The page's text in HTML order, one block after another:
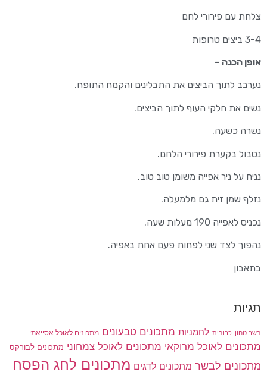
צלחת עם פירורי לחם
3-4 ביצים טרופות
אופן הכנה –
נערבב לתוך הביצים את התבלינים והקמח התופח.
נשים את חלקי העוף לתוך הביצים.
נשרה כשעה.
נטבול בקערת פירורי הלחם.
נניח על ניר אפייה משומן טוב טוב.
נזלף שמן זית גם מלמעלה.
נכניס לאפייה 190 מעלות שעה.
נהפוך לצד שני לפחות פעם אחת באפיה.
בתאבון
תגיות
בשר טחון כרובית לחמניות מתכונים טבעונים מתכונים לאוכל אסייאתי
מתכונים לאוכל מרוקאי מתכונים לאוכל צמחוני מתכונים לבורקס
מתכונים לבשר מתכונים לדגים מתכונים לחג הפסח